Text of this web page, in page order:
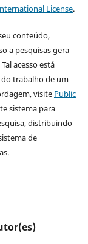
License.
conteúdo,
a pesquisas gera
acesso está
do trabalho de um
visite Public
sistema para
distribuindo
de